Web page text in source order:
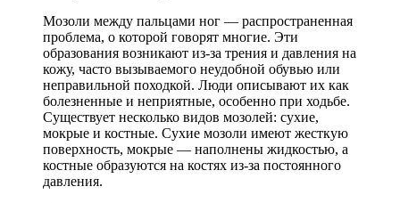
Мозоли между пальцами ног — распространенная
проблема, о которой говорят многие. Эти
образования возникают из-за трения и давления на
кожу, часто вызываемого неудобной обувью или
неправильной походкой. Люди описывают их как
болезненные и неприятные, особенно при ходьбе.
Существует несколько видов мозолей: сухие,
мокрые и костные. Сухие мозоли имеют жесткую
поверхность, мокрые — наполнены жидкостью, а
костные образуются на костях из-за постоянного
давления.